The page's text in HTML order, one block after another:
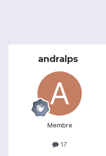
andralps
Membre
17